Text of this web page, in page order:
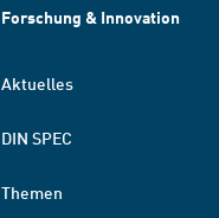
Forschung & Innovation
Aktuelles
DIN SPEC
Themen